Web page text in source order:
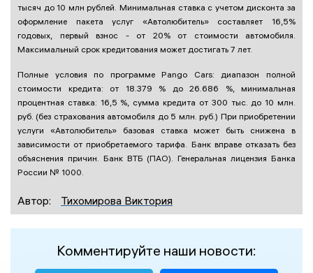
тысяч до 10 млн рублей. Минимальная ставка с учетом дисконта за
оформление пакета услуг «Автолюбитель» составляет 16,5%
годовых, первый взнос - от 20% от стоимости автомобиля.
Максимальный срок кредитования может достигать 7 лет.
Полные условия по программе Pango Cars: диапазон полной
стоимости кредита: от 18.379 % до 26.686 %, минимальная
процентная ставка: 16,5 %, сумма кредита от 300 тыс. до 10 млн.
руб. (без страхования автомобиля до 5 млн. руб.) При приобретении
услуги «Автолюбитель» базовая ставка может быть снижена в
зависимости от приобретаемого тарифа. Банк вправе отказать без
объяснения причин. Банк ВТБ (ПАО). Генеральная лицензия Банка
России № 1000.
Автор: Тихомирова Виктория
Комментируйте наши новости: